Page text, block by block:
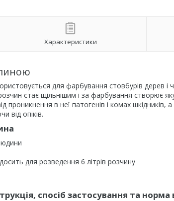
Характеристики
для фарбування стовбурів дерев і
стає щільнішим і за фарбування створює
проникнення в неї патогенів і комах
від опіків.
для розведення 6 літрів розчину
спосіб застосування та